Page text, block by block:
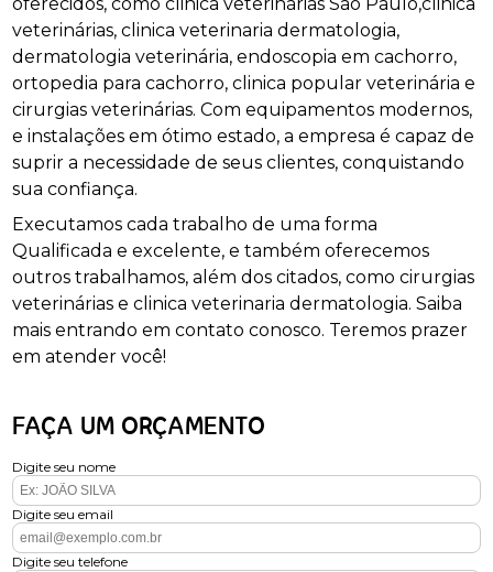
veterinárias, clinica veterinaria dermatologia,
dermatologia veterinária, endoscopia em cachorro,
ortopedia para cachorro, clinica popular veterinária e
cirurgias veterinárias. Com equipamentos modernos,
e instalações em ótimo estado, a empresa é capaz de
suprir a necessidade de seus clientes, conquistando
sua confiança.
Executamos cada trabalho de uma forma
Qualificada e excelente, e também oferecemos
outros trabalhamos, além dos citados, como cirurgias
veterinárias e clinica veterinaria dermatologia. Saiba
mais entrando em contato conosco. Teremos prazer
em atender você!
FAÇA UM ORÇAMENTO
Digite seu nome
Digite seu email
Digite seu telefone